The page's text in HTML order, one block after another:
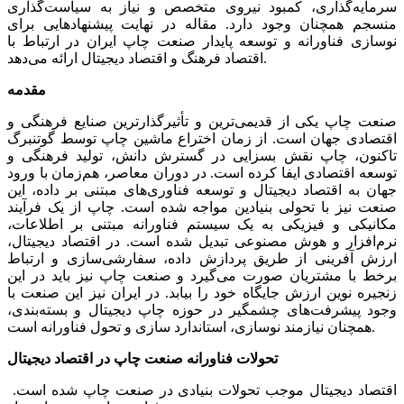
سرمایه‌گذاری، کمبود نیروی متخصص و نیاز به سیاست‌گذاری
منسجم همچنان وجود دارد. مقاله در نهایت پیشنهادهایی برای
نوسازی فناورانه و توسعه پایدار صنعت چاپ ایران در ارتباط با
اقتصاد فرهنگ و اقتصاد دیجیتال ارائه می‌دهد.
مقدمه
صنعت چاپ یکی از قدیمی‌ترین و تأثیرگذارترین صنایع فرهنگی و
اقتصادی جهان است. از زمان اختراع ماشین چاپ توسط گوتنبرگ
تاکنون، چاپ نقش بسزایی در گسترش دانش، تولید فرهنگی و
توسعه اقتصادی ایفا کرده است. در دوران معاصر، هم‌زمان با ورود
جهان به اقتصاد دیجیتال و توسعه فناوری‌های مبتنی بر داده، این
صنعت نیز با تحولی بنیادین مواجه شده است. چاپ از یک فرآیند
مکانیکی و فیزیکی به یک سیستم فناورانه مبتنی بر اطلاعات،
نرم‌افزار و هوش مصنوعی تبدیل شده است. در اقتصاد دیجیتال،
ارزش ‌آفرینی از طریق پردازش داده، سفارشی‌سازی و ارتباط
برخط با مشتریان صورت می‌گیرد و صنعت چاپ نیز باید در این
زنجیره نوین ارزش جایگاه خود را بیابد. در ایران نیز این صنعت با
وجود پیشرفت‌های چشمگیر در حوزه چاپ دیجیتال و بسته‌بندی،
همچنان نیازمند نوسازی، استاندارد سازی و تحول فناورانه است.
تحولات فناورانه صنعت چاپ در اقتصاد دیجیتال